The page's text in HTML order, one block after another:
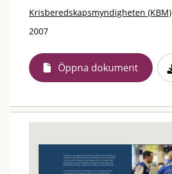
Krisberedskapsmyndigheten (KBM)
2007
Öppna dokument